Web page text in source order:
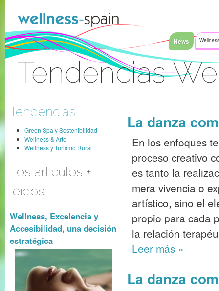
News
Tendencias
Tendencias
Green Spa y Sostenibilidad
Wellness & Arte
Wellness y Turismo Rural
Los articulos +
leídos
Wellness, Excelencia y
Accesibilidad, una decisión
estratégica
La danza
En los enfoques
proceso creativo
es tanto la
mera vivencia o
artístico, sino el
propio para cada
la relación
Leer más »
La danza